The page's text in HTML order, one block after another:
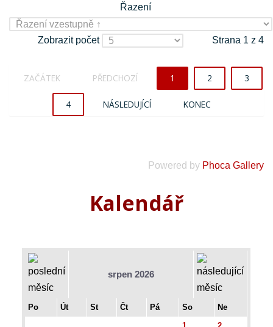
Řazení
Zobrazit počet Strana 1 z 4
ZAČÁTEK PŘEDCHOZÍ 1 2 3
4 NÁSLEDUJÍCÍ KONEC
Powered by Phoca Gallery
Kalendář
srpen 2026
Po Út St Čt Pá So
Ne